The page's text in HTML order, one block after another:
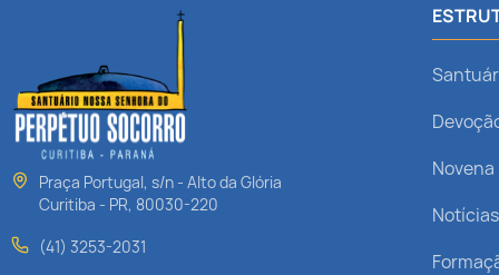
Praça Portugal, s/n - Alto da Glória
Curitiba - PR, 80030-220
(41) 3253-2031
Novena
Notícias